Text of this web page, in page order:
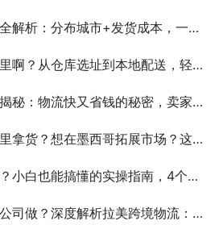
：分布城市+发货成本，一文带你搞懂！
仓库选址到本地配送，轻松解决跨境痛点！
：物流快又省钱的秘密，卖家必看！
西哥拓展市场？这些海外仓库合作伙伴你必须知道！
搞懂的实操指南，4个避坑技巧一次说清！
拉美跨境物流：配送快、退货少，轻松做拉美市场！